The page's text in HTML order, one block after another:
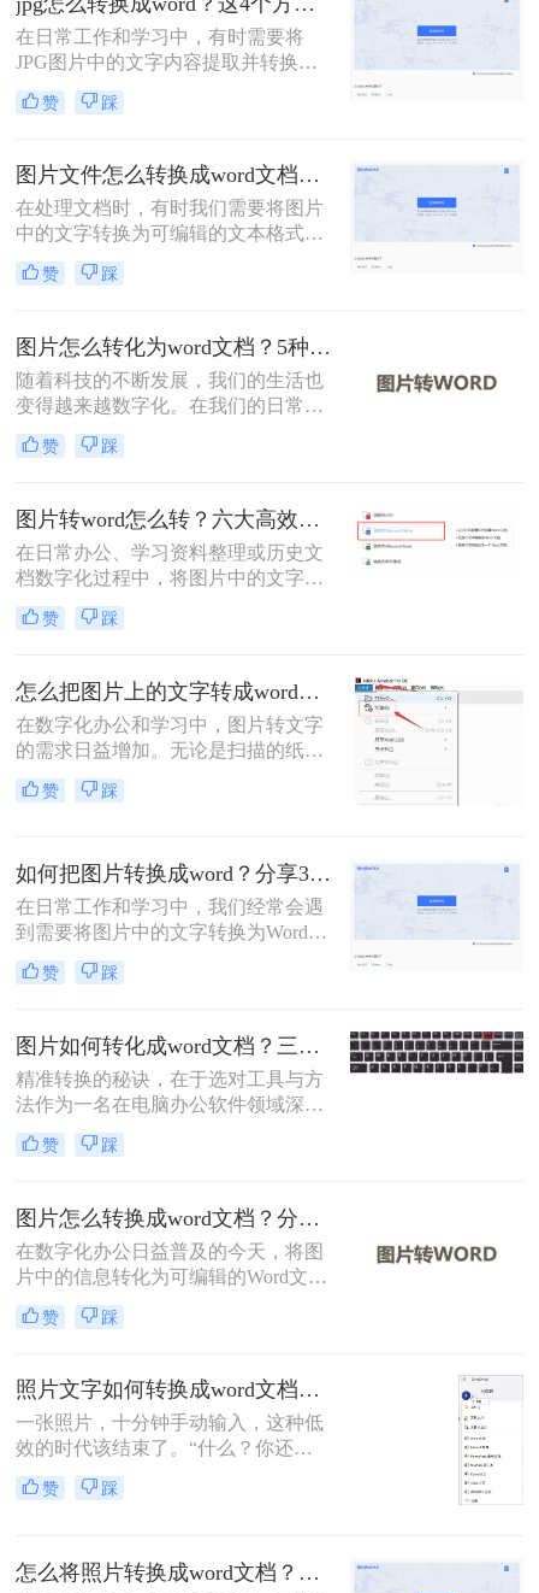
转换。
在日常工作和学习中，有时需要将
JPG图片中的文字内容提取并转换为
Word文档，以便于编辑和分享。那么
jpg怎么转换成word呢？本文将介绍四
赞 踩
图片文件怎么转换成word文档？教你4招轻松搞定！
在处理文档时，有时我们需要将图片
中的文字转换为可编辑的文本格式，
例如Word文档。这通常涉及到光学字
符识别（OCR）技术，它可以识别图
文本。那么图片文件怎么转换成word
文档呢？本文将介绍几种常用的方法
来实现图片到Word文档的转换。
赞 踩
图片怎么转化为word文档？5种实用方法详解！
随着科技的不断发展，我们的生活也
变得越来越数字化。在我们的日常生
活中，我们经常需要将图片转换成
Word文档。然而，这种转换可能需要
们将介绍图片怎么转化为word文档。
赞 踩
图片转word怎么转？六大高效转换方法指南！
在日常办公、学习资料整理或历史文
档数字化过程中，将图片中的文字精
准转换为可编辑的Word文档是高频需
求。那么图片转word怎么转呢？本文
各场景下的最佳选择，助你彻底摆脱
手动输入的繁琐。
赞 踩
怎么把图片上的文字转成word文档？5种常用高效方法详解！
在数字化办公和学习中，图片转文字
的需求日益增加。无论是扫描的纸质
文档、手机拍摄的笔记，还是网络图
片中的文本，将图片中的文字提取并
成word文档呢？本文将详细介绍五种
常用且高效的方法，帮助您快速选择
最适合的方案。
赞 踩
如何把图片转换成word？分享3种转换方法！
在日常工作和学习中，我们经常会遇
到需要将图片中的文字转换为Word文
档的情况。无论是为了编辑、修改还
是保存为可搜索的文本格式，将图片
能。那么如何把图片转换成word呢？
本文将介绍三种将图片转换成Word的
方法。
赞 踩
图片如何转化成word文档？三招精准转换，职场效率翻倍！
精准转换的秘诀，在于选对工具与方
法作为一名在电脑办公软件领域深耕
多年的测评博主，小编每天都会收到
大量读者的咨询：“如何把图片里的
文档？”无论是会议纪要的拍照图、
纸质资料的扫描件，还是网页上无法
复制的截图，手动输入耗时费力还易
出错
赞 踩
图片怎么转换成word文档？分享三种实用方法指南！
在数字化办公日益普及的今天，将图
片中的信息转化为可编辑的Word文档
变得尤为重要。那么图片怎么转换成
word文档呢？本文将介绍三种常见的
赞 踩
照片文字如何转换成word文档？这4个方法轻松转换！
一张照片，十分钟手动输入，这种低
效的时代该结束了。“什么？你还在
对着照片一个字一个字敲键盘？”作
为一名与电脑办公软件打了多年交道
赞 踩
怎么将照片转换成word文档？教你三种转换方法！